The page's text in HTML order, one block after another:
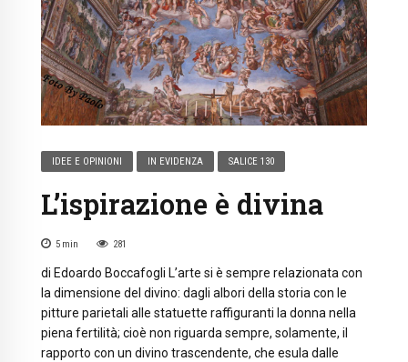
IDEE E OPINIONI IN EVIDENZA SALICE 130
L’ispirazione è divina
5 min 281
di Edoardo Boccafogli L’arte si è sempre relazionata con
la dimensione del divino: dagli albori della storia con le
pitture parietali alle statuette raffiguranti la donna nella
piena fertilità; cioè non riguarda sempre, solamente, il
rapporto con un divino trascendente, che esula dalle